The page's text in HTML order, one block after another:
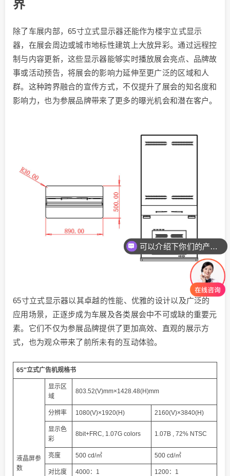
界
除了车展内部，65寸立式显示器还能作为楼宇立式显示
器，在展会周边或城市地标性建筑上大放异彩。通过远程控
制与内容更新，这些显示器能够实时播放展会亮点、品牌故
事或活动预告，将展会的影响力延伸至更广泛的区域和人
群。这种跨界融合的宣传方式，不仅提升了展会的知名度和
影响力，也为参展品牌带来了更多的曝光机会和潜在客户。
65寸立式显示器以其卓越的性能、优雅的设计以及广泛的
应用场景，正逐步成为车展及各类展会中不可或缺的重要元
素。它们不仅为参展品牌提供了更加高效、直观的展示方
式，也为观众带来了前所未有的互动体验。
65″立式广告机规格书
液晶屏参
数
显示区
域
803.52(V)mm×1428.48(H)mm
分辨率 1080(V)×1920(H) 2160(V)×3840(H)
显示色
彩
8bit+FRC, 1.07G colors 1.07B , 72% NTSC
亮度 500 cd/㎡ 500 cd/㎡
对比度 4000：1 1200：1